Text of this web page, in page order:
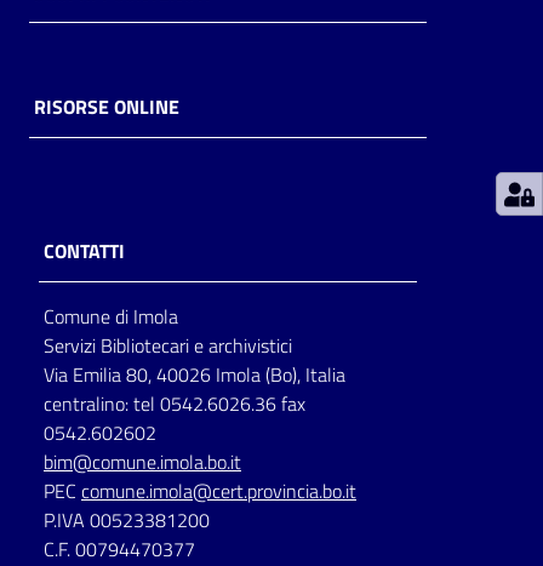
Decentrate
Seguici
su
RISORSE ONLINE
CONTATTI
Comune di Imola
Servizi Bibliotecari e archivistici
Via Emilia 80, 40026 Imola (Bo), Italia
centralino: tel 0542.6026.36 fax
0542.602602
bim@comune.imola.bo.it
PEC comune.imola@cert.provincia.bo.it
P.IVA 00523381200
C.F. 00794470377